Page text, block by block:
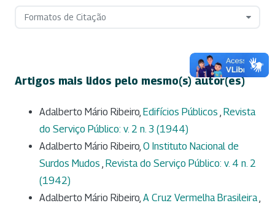
Formatos de Citação
Artigos mais lidos pelo mesmo(s) autor(es)
Adalberto Mário Ribeiro, Edifícios Públicos , Revista
do Serviço Público: v. 2 n. 3 (1944)
Adalberto Mário Ribeiro, O Instituto Nacional de
Surdos Mudos , Revista do Serviço Público: v. 4 n. 2
(1942)
Adalberto Mário Ribeiro, A Cruz Vermelha Brasileira,